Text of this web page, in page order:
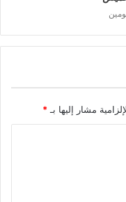
مشار إليها بـ*